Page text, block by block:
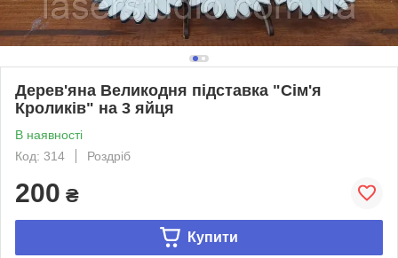
Дерев'яна Великодня підставка "Сім'я
Кроликів" на 3 яйця
В наявності
Код: 314
Роздріб
200 ₴
Купити